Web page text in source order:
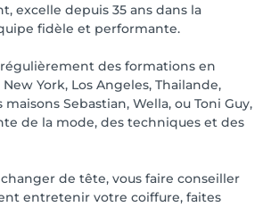
excelle depuis 35 ans dans la
fidèle et performante.
régulièrement des formations en
York, Los Angeles, Thailande,
maisons Sebastian, Wella, ou Toni Guy,
de la mode, des techniques et des
de tête, vous faire conseiller
entretenir votre coiffure, faites